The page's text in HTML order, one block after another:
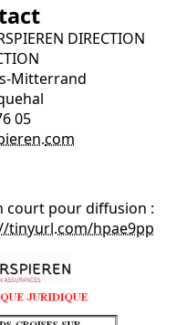
DIRECTION
Mitterrand
05
.com
court pour diffusion :
tinyurl.com/hpae9pp